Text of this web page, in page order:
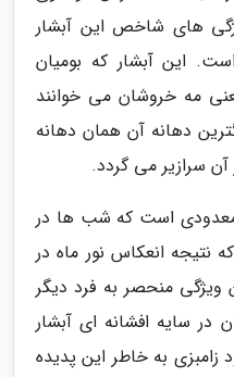
ویژگی های شاخص این آبشار
این آبشار که بومیان
مه خروشان می خوانند
دهانه آن همان دهانه
آن سرازیر می گردد.
معدودی است که شب ها در
نتیجه انعکاس نور ماه در
ویژگی منحصر به فرد دیگر
24 ساعته باران در سایه افشانه ای آبشار
به خاطر این پدیده